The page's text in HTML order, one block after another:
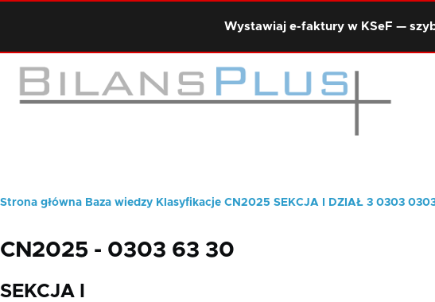
Wystawiaj e-faktury w KSeF —
Ścieżka
Strona główna Baza wiedzy Klasyfikacje CN2025 SEKCJA I DZIAŁ 3 0303
CN2025 - 0303 63 30
SEKCJA I